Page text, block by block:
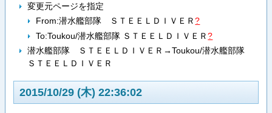
変更元ページを指定
From:潜水艦部隊 ＳＴＥＥＬＤＩＶＥＲ?
To:Toukou/潜水艦部隊 ＳＴＥＥＬＤＩＶＥＲ?
潜水艦部隊 ＳＴＥＥＬＤＩＶＥＲ→Toukou/潜水艦部隊
ＳＴＥＥＬＤＩＶＥＲ
2015/10/29 (木) 22:36:02